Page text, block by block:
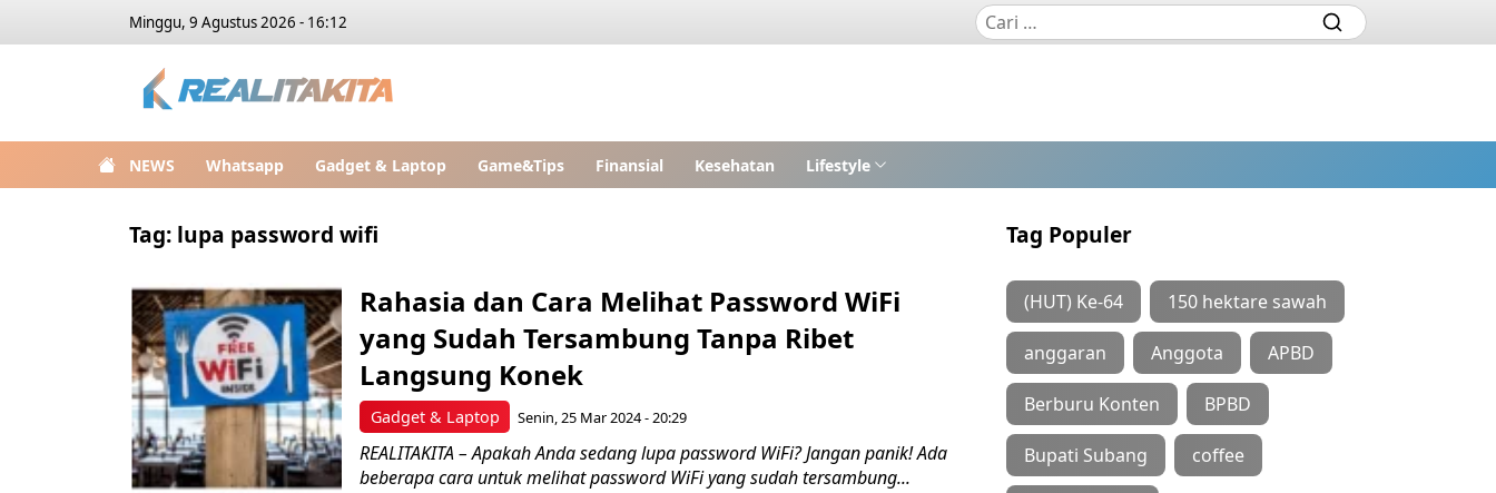
Minggu, 9 Agustus 2026 - 16:12
NEWS Whatsapp Gadget & Laptop Game&Tips Finansial Kesehatan Lifestyle
Tag: lupa password wifi
Gadget & Laptop
Rahasia dan Cara Melihat Password WiFi
yang Sudah Tersambung Tanpa Ribet
Langsung Konek
Senin, 25 Mar 2024 - 20:29
REALITAKITA – Apakah Anda sedang lupa password WiFi? Jangan panik! Ada
beberapa cara untuk melihat password WiFi yang sudah tersambung...
Tag Populer
(HUT) Ke-64 150 hektare sawah
anggaran Anggota APBD
Berburu Konten BPBD
Bupati Subang coffee